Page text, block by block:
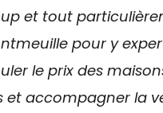
et tout
pour y
le prix des
et accompagner la